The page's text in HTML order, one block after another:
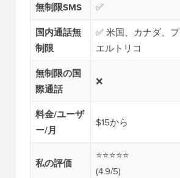
無制限SMS
✅
国内通話無
制限
✅ 米国、カナダ、プ
エルトリコ
無制限の国
際通話
❌
料金/ユーザ
ー/月
$15から
私の評価
⭐⭐⭐⭐⭐
(4.9/5)